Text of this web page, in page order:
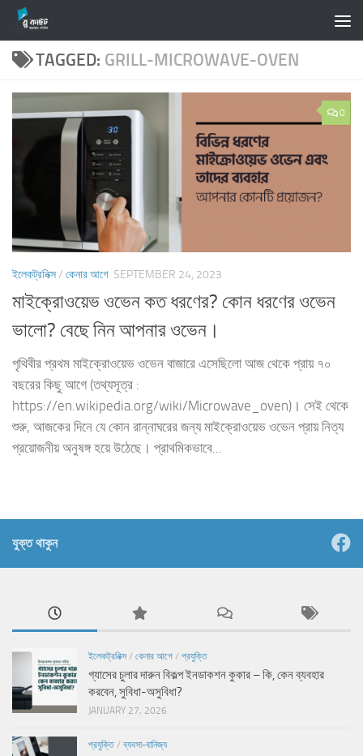
Skip to content
TAGGED: GRILL-MICROWAVE-OVEN
0
ইলেকট্রনিক্স/ কেনার আগে SEPTEMBER 24, 2023
মাইক্রোওয়েভ ওভেন কত ধরণের? কোন ধরণের ওভেন
ভালো? বেছে নিন আপনার ওভেন।
পৃথিবীর প্রথম মাইক্রোওয়েভ ওভেন বাজারে এসেছিলো আজ থেকে প্রায় ৭০
বছরের কিছু আগে (তথ্যসূত্র :
https://en.wikipedia.org/wiki/Microwave_oven)। সেই থেকে
শুরু, আজকের দিনে যে কোন রান্নাঘরের জন্য মাইক্রোওয়েভ ওভেন প্রায় নিত্য
প্রয়োজনীয় অনুষঙ্গ হয়ে উঠেছে। প্রাথমিকভাবে...
যুক্ত থাকুন
ইলেকট্রনিক্স / কেনার আগে / প্রযুক্তি
গ্যাসের চুলার দারুন বিকল্প ইনডাকশন কুকার – কি, কেন ব্যবহার
করবেন, সুবিধা-অসুবিধা?
JANUARY 27, 2026
প্রযুক্তি /ব্যবসা-বানিজ্য